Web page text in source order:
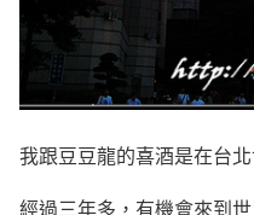
我跟豆豆龍的喜酒是在台
經過三年多，有機會來到